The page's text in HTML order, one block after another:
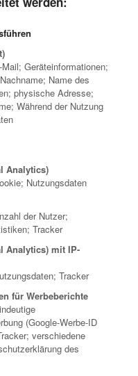
Geräteinformationen;
Name des
physische Adresse;
Während der Nutzung
Analytics)
Nutzungsdaten
der Nutzer;
Tracker
Analytics) mit IP-
Tracker
für Werbeberichte
(Google-Werbe-ID
verschiedene
des